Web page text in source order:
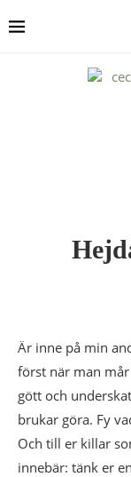
Är inne på min
först när man
gött och
brukar göra. Fy
Och till er killar
innebär: tänk er